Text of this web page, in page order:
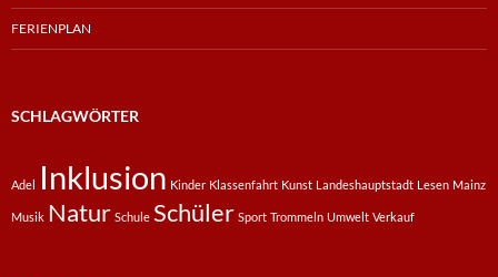
FERIENPLAN
SCHLAGWÖRTER
Adel Inklusion Kinder Klassenfahrt Kunst Landeshauptstadt Lesen Mainz
Musik Natur Schule Schüler Sport Trommeln Umwelt Verkauf